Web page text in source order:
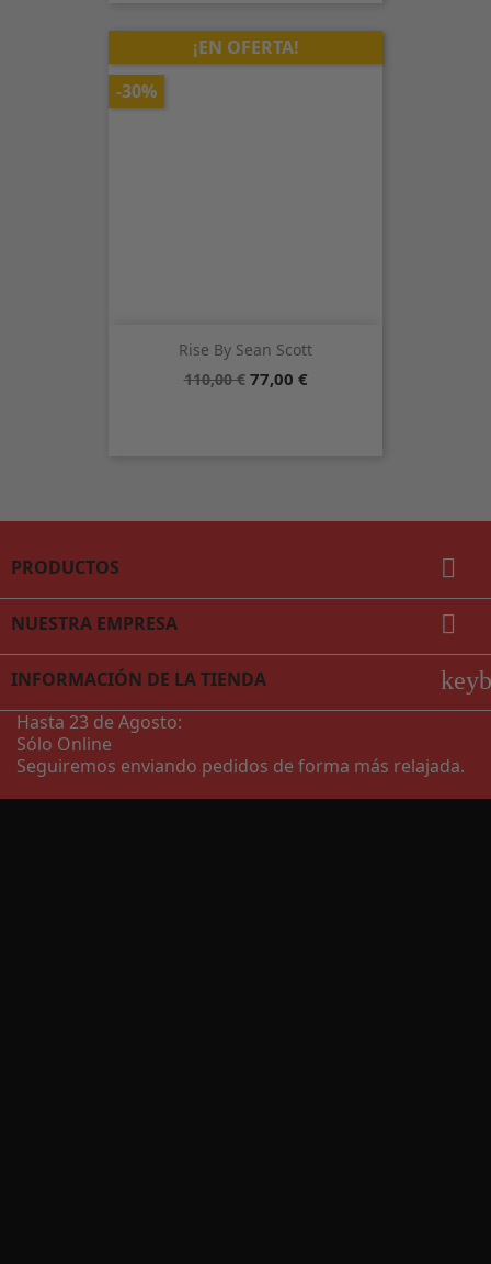
Rise By Sean Scott
Precio
110,00 € Precio
77,00 €
¡EN OFERTA!
-30%
PRODUCTOS 
NUESTRA EMPRESA 
INFORMACIÓN DE LA TIENDA
Hasta 23 de Agosto:
Sólo Online
Seguiremos enviando pedidos de forma más relajada.